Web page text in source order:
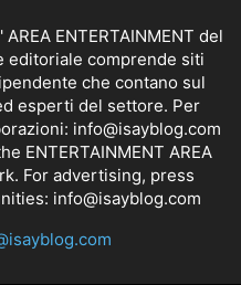
ENTERTAINMENT del
editoriale comprende siti
che contano sul
esperti del settore. Per
info@isayblog.com
ENTERTAINMENT AREA
For advertising, press
info@isayblog.com